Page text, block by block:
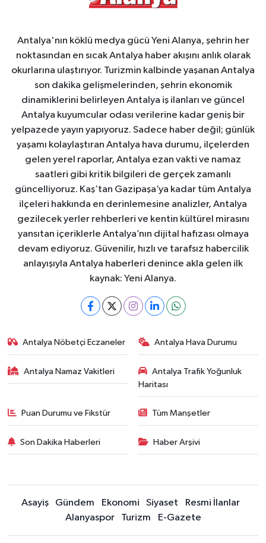
Antalya'nın köklü medya gücü Yeni Alanya, şehrin her
noktasından en sıcak Antalya haber akışını anlık olarak
okurlarına ulaştırıyor. Turizmin kalbinde yaşanan Antalya
son dakika gelişmelerinden, şehrin ekonomik
dinamiklerini belirleyen Antalya iş ilanları ve güncel
Antalya kuyumcular odası verilerine kadar geniş bir
yelpazede yayın yapıyoruz. Sadece haber değil; günlük
yaşamı kolaylaştıran Antalya hava durumu, ilçelerden
gelen yerel raporlar, Antalya ezan vakti ve namaz
saatleri gibi kritik bilgileri de gerçek zamanlı
güncelliyoruz. Kaş’tan Gazipaşa’ya kadar tüm Antalya
ilçeleri hakkında en derinlemesine analizler, Antalya
gezilecek yerler rehberleri ve kentin kültürel mirasını
yansıtan içeriklerle Antalya’nın dijital hafızası olmaya
devam ediyoruz. Güvenilir, hızlı ve tarafsız habercilik
anlayışıyla Antalya haberleri denince akla gelen ilk
kaynak: Yeni Alanya.
Antalya Nöbetçi Eczaneler Antalya Hava Durumu
Antalya Namaz Vakitleri
Antalya Trafik Yoğunluk
Haritası
Puan Durumu ve Fikstür Tüm Manşetler
Son Dakika Haberleri Haber Arşivi
Asayiş Gündem Ekonomi Siyaset
Resmi İlanlar
Alanyaspor
Turizm E-Gazete